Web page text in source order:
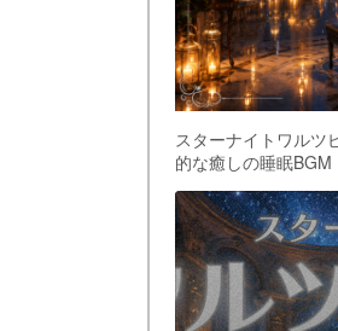
スターナイトワルツ
的な癒しの睡眠BGM